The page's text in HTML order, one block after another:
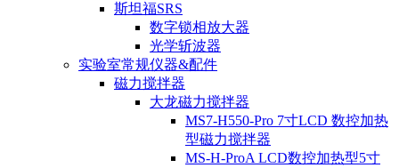
斯坦福SRS
数字锁相放大器
光学斩波器
实验室常规仪器&配件
磁力搅拌器
大龙磁力搅拌器
MS7-H550-Pro 7寸LCD 数控加热
型磁力搅拌器
MS-H-ProA LCD数控加热型5寸